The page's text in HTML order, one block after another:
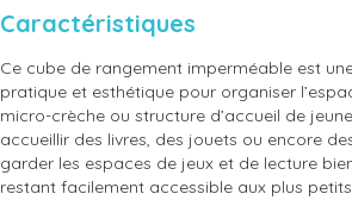
Caractéristiques
Ce cube de rangement imperméable est
pratique et esthétique pour organiser
micro-crèche ou structure d’accueil de
accueillir des livres, des jouets ou encore
garder les espaces de jeux et de lecture
restant facilement accessible aux plus